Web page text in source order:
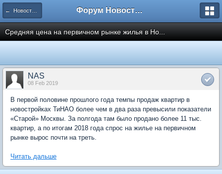
← Новости рынка недвижимости Форум Новостройки
Средняя цена на первичном рынке жилья в Но...
NAS
08 Feb 2019
В первой половине прошлого года темпы продаж квартир в
новостройках ТиНАО более чем в два раза превысили показатели
«Старой» Москвы. За полгода там было продано более 11 тыс.
квартир, а по итогам 2018 года спрос на жилье на первичном
рынке вырос почти на треть.
Читать дальше